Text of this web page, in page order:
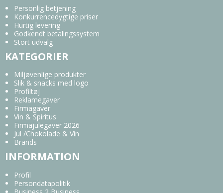
Personlig betjening
Konkurrencedygtige priser
Hurtig levering
Godkendt betalingssystem
Stort udvalg
KATEGORIER
Miljøvenlige produkter
Slik & snacks med logo
Profiltøj
Reklamegaver
Firmagaver
Vin & Spiritus
Firmajulegaver 2026
Jul /Chokolade & Vin
Brands
INFORMATION
Profil
Persondatapolitik